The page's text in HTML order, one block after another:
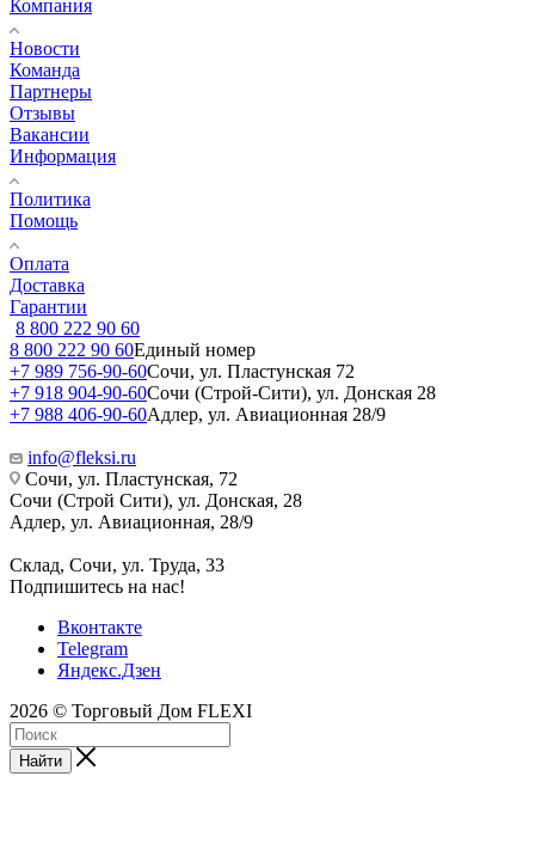
Компания
Новости
Команда
Партнеры
Отзывы
Вакансии
Информация
Политика
Помощь
Оплата
Доставка
Гарантии
8 800 222 90 60
8 800 222 90 60Единый номер
+7 989 756-90-60Сочи, ул. Пластунская 72
+7 918 904-90-60Сочи (Строй-Сити), ул. Донская 28
+7 988 406-90-60Адлер, ул. Авиационная 28/9
info@fleksi.ru
Сочи, ул. Пластунская, 72
Сочи (Строй Сити), ул. Донская, 28
Адлер, ул. Авиационная, 28/9
Склад, Сочи, ул. Труда, 33
Подпишитесь на нас!
Вконтакте
Telegram
Яндекс.Дзен
2026 © Торговый Дом FLEXI
Найти